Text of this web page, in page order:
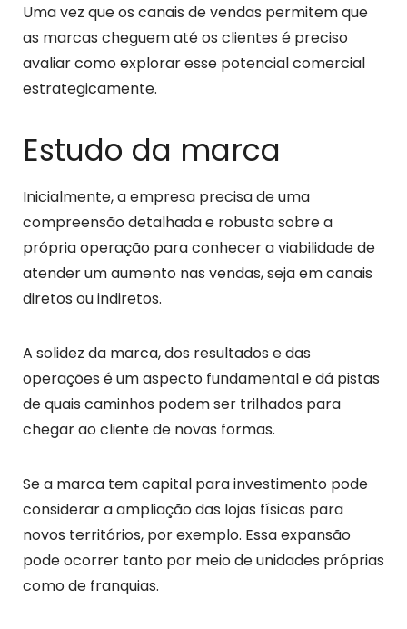
Uma vez que os canais de vendas permitem que
as marcas cheguem até os clientes é preciso
avaliar como explorar esse potencial comercial
estrategicamente.
Estudo da marca
Inicialmente, a empresa precisa de uma
compreensão detalhada e robusta sobre a
própria operação para conhecer a viabilidade de
atender um aumento nas vendas, seja em canais
diretos ou indiretos.
A solidez da marca, dos resultados e das
operações é um aspecto fundamental e dá pistas
de quais caminhos podem ser trilhados para
chegar ao cliente de novas formas.
Se a marca tem capital para investimento pode
considerar a ampliação das lojas físicas para
novos territórios, por exemplo. Essa expansão
pode ocorrer tanto por meio de unidades próprias
como de franquias.